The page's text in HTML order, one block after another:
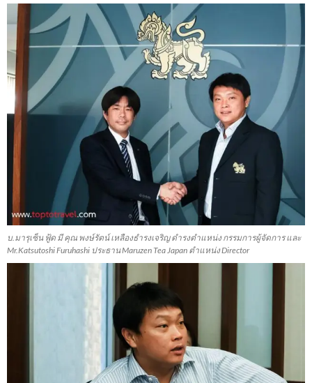
บ.มารุเซ็น ฟู้ด มี คุณ พงษ์รัตน์ เหลืองธำรงเจริญ ดำรงตำแหน่ง กรรมการผู้จัดการ และ
Mr.Katsutoshi Furuhashi ประธาน Maruzen Tea Japan ตำแหน่ง Director